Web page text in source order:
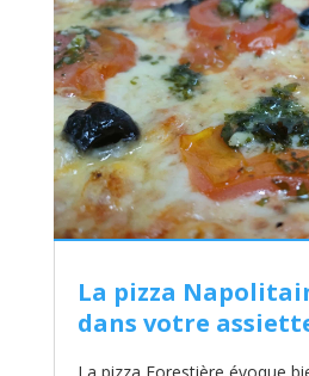
La pizza
dans votre